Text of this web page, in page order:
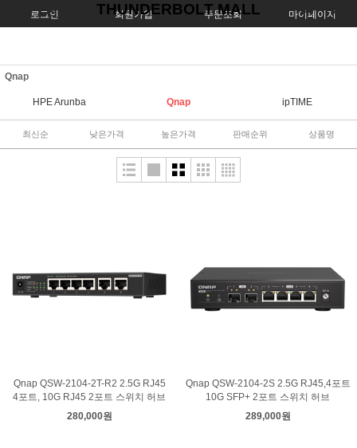
로그인 회원가입 주문조회 마이페이지
THUNDERBOLT MALL
Qnap
HPE Arunba Qnap ipTIME
최신순 낮은가격 높은가격 판매순위 상품명
Qnap QSW-2104-2T-R2 2.5G RJ45
4포트, 10G RJ45 2포트 스위치 허브
280,000원
Qnap QSW-2104-2S 2.5G RJ45,4포트
10G SFP+ 2포트 스위치 허브
289,000원